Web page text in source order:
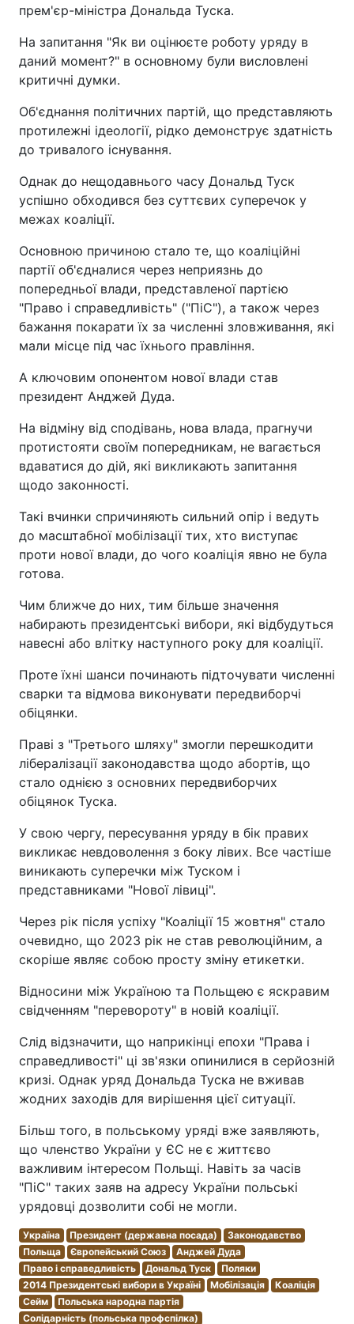
прем'єр-міністра Дональда Туска.
На запитання "Як ви оцінюєте роботу уряду в
даний момент?" в основному були висловлені
критичні думки.
Об'єднання політичних партій, що представляють
протилежні ідеології, рідко демонструє здатність
до тривалого існування.
Однак до нещодавнього часу Дональд Туск
успішно обходився без суттєвих суперечок у
межах коаліції.
Основною причиною стало те, що коаліційні
партії об'єдналися через неприязнь до
попередньої влади, представленої партією
"Право і справедливість" ("ПіС"), а також через
бажання покарати їх за численні зловживання, які
мали місце під час їхнього правління.
А ключовим опонентом нової влади став
президент Анджей Дуда.
На відміну від сподівань, нова влада, прагнучи
протистояти своїм попередникам, не вагається
вдаватися до дій, які викликають запитання
щодо законності.
Такі вчинки спричиняють сильний опір і ведуть
до масштабної мобілізації тих, хто виступає
проти нової влади, до чого коаліція явно не була
готова.
Чим ближче до них, тим більше значення
набирають президентські вибори, які відбудуться
навесні або влітку наступного року для коаліції.
Проте їхні шанси починають підточувати численні
сварки та відмова виконувати передвиборчі
обіцянки.
Праві з "Третього шляху" змогли перешкодити
лібералізації законодавства щодо абортів, що
стало однією з основних передвиборчих
обіцянок Туска.
У свою чергу, пересування уряду в бік правих
викликає невдоволення з боку лівих. Все частіше
виникають суперечки між Туском і
представниками "Нової лівиці".
Через рік після успіху "Коаліції 15 жовтня" стало
очевидно, що 2023 рік не став революційним, а
скоріше являє собою просту зміну етикетки.
Відносини між Україною та Польщею є яскравим
свідченням "перевороту" в новій коаліції.
Слід відзначити, що наприкінці епохи "Права і
справедливості" ці зв'язки опинилися в серйозній
кризі. Однак уряд Дональда Туска не вживав
жодних заходів для вирішення цієї ситуації.
Більш того, в польському уряді вже заявляють,
що членство України у ЄС не є життєво
важливим інтересом Польщі. Навіть за часів
"ПіС" таких заяв на адресу України польські
урядовці дозволити собі не могли.
Україна Президент (державна посада)
Законодавство
Польща
Європейський Союз
Анджей Дуда
Право і справедливість
Дональд Туск
Поляки
2014 Президентські вибори в Україні
Мобілізація
Коаліція
Сейм
Польська народна партія
Солідарність (польська профспілка)